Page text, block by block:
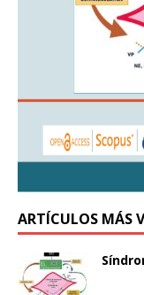
ARTÍCULOS MÁS